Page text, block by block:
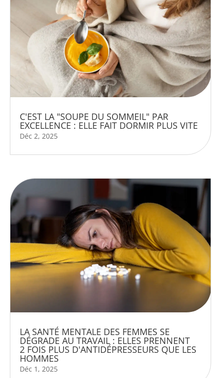
C'EST LA "SOUPE DU SOMMEIL" PAR
EXCELLENCE : ELLE FAIT DORMIR PLUS VITE
Déc 2, 2025
LA SANTÉ MENTALE DES FEMMES SE
DÉGRADE AU TRAVAIL : ELLES PRENNENT
2 FOIS PLUS D'ANTIDÉPRESSEURS QUE LES
HOMMES
Déc 1, 2025